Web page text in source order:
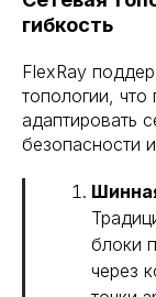
гибкость
FlexRay
топологии, что
адаптировать
безопасности
блоки
через